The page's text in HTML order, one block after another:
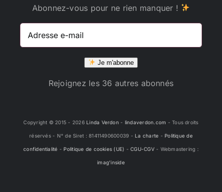
Abonnez-vous pour ne rien manquer !
Adresse
Je m'abonne
Rejoignez les 36 autres abonnés
Copyright © 2015 - 2026 Linda Verdon- lindaverdon.com - Tous droits
réservés - N° de Siret : 81411490600039 - La charte - Politique de
confidentialité - Politique de cookies (UE) -CGU-CGV- Webmastering :
imag'inside